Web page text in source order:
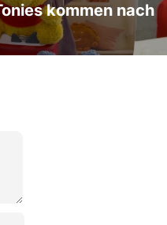
kommen nach